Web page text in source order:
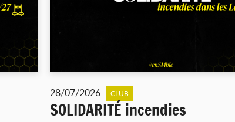
28/07/2026 CLUB
SOLIDARITÉ incendies